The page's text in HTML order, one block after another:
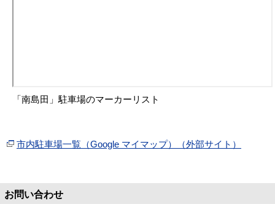
「南島田」駐車場のマーカーリスト
市内駐車場一覧（Google マイマップ）（外部サイト）
お問い合わせ